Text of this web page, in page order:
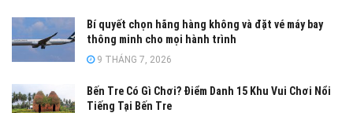
Bí quyết chọn hãng hàng không và đặt vé máy bay
thông minh cho mọi hành trình
9 THÁNG 7, 2026
Bến Tre Có Gì Chơi? Điểm Danh 15 Khu Vui Chơi Nổi
Tiếng Tại Bến Tre